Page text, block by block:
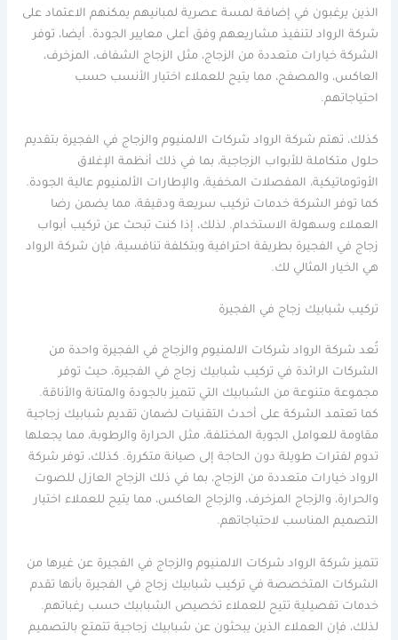
الذين يرغبون في إضافة لمسة عصرية لمبانيهم يمكنهم الاعتماد على
شركة الرواد لتنفيذ مشاريعهم وفق أعلى معايير الجودة. أيضا، توفر
الشركة خيارات متعددة من الزجاج، مثل الزجاج الشفاف، المزخرف،
العاكس، والمصفح، مما يتيح للعملاء اختيار الأنسب حسب
احتياجاتهم.
كذلك، تهتم شركة الرواد شركات الالمنيوم والزجاج في الفجيرة بتقديم
حلول متكاملة للأبواب الزجاجية، بما في ذلك أنظمة الإغلاق
الأوتوماتيكية، المفصلات المخفية، والإطارات الألمنيوم عالية الجودة.
كما توفر الشركة خدمات تركيب سريعة ودقيقة، مما يضمن رضا
العملاء وسهولة الاستخدام. لذلك، إذا كنت تبحث عن تركيب أبواب
زجاج في الفجيرة بطريقة احترافية وبتكلفة تنافسية، فإن شركة الرواد
هي الخيار المثالي لك.
تركيب شبابيك زجاج في الفجيرة
تُعد شركة الرواد شركات الالمنيوم والزجاج في الفجيرة واحدة من
الشركات الرائدة في تركيب شبابيك زجاج في الفجيرة، حيث توفر
مجموعة متنوعة من الشبابيك التي تتميز بالجودة والمتانة والأناقة.
كما تعتمد الشركة على أحدث التقنيات لضمان تقديم شبابيك زجاجية
مقاومة للعوامل الجوية المختلفة، مثل الحرارة والرطوبة، مما يجعلها
تدوم لفترات طويلة دون الحاجة إلى صيانة متكررة. كذلك، توفر شركة
الرواد خيارات متعددة من الزجاج، بما في ذلك الزجاج العازل للصوت
والحرارة، والزجاج المزخرف، والزجاج العاكس، مما يتيح للعملاء اختيار
التصميم المناسب لاحتياجاتهم.
تتميز شركة الرواد شركات الالمنيوم والزجاج في الفجيرة عن غيرها من
الشركات المتخصصة في تركيب شبابيك زجاج في الفجيرة بأنها تقدم
خدمات تفصيلية تتيح للعملاء تخصيص الشبابيك حسب رغباتهم.
لذلك، فإن العملاء الذين يبحثون عن شبابيك زجاجية تتمتع بالتصميم